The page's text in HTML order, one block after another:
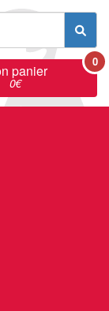
panier
0€
0